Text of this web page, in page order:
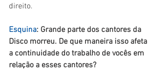
direito.
Esquina: Grande parte dos cantores da
Disco morreu. De que maneira isso afeta
a continuidade do trabalho de vocês em
relação a esses cantores?